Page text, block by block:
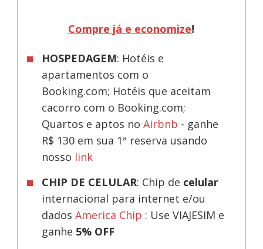
Compre já e economize!
HOSPEDAGEM: Hotéis e
apartamentos com o
Booking.com; Hotéis que aceitam
cacorro com o Booking.com;
Quartos e aptos noAirbnb - ganhe
R$ 130 em sua 1ª reserva usando
nosso link
CHIP DE CELULAR: Chip de celular
internacional para internet e/ou
dadosAmerica Chip : Use VIAJESIM e
ganhe 5% OFF